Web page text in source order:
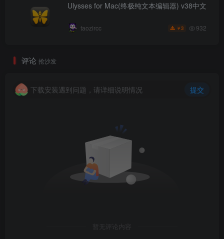
Ulysses for Mac(终极纯文本编辑器) v38中文
taozircc ￥3 932
评论 抢沙发
下载安装遇到问题，请详细说明情况 提交
暂无评论内容